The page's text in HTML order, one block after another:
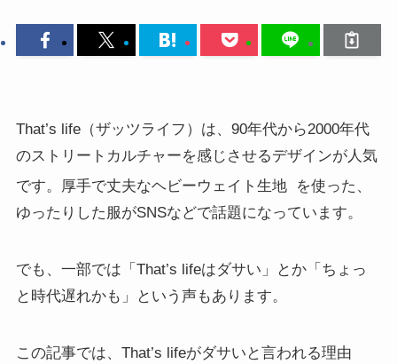
That’s life（ザッツライフ）は、90年代から2000年代
のストリートカルチャーを感じさせるデザインが人気
です。厚手で丈夫なヘビーウェイト生地
を使った、
ゆったりした服がSNSなどで話題になっています。
でも、一部では「That’s lifeはダサい」とか「ちょっ
と時代遅れかも」という声もあります。
この記事では、That’s lifeがダサいと言われる理由